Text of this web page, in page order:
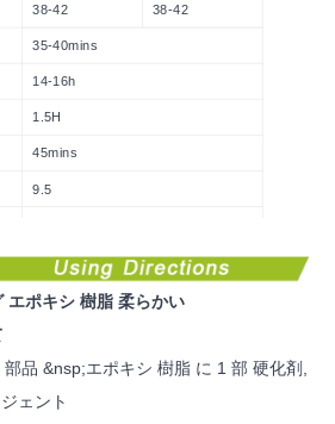
38-42 38-42
35-40mins
14-16h
1.5H
45mins
9.5
<1%
エポキシ 樹脂 柔らかい
品 &nsp;エポキシ 樹脂 に 1 部 硬化剤,
ェント